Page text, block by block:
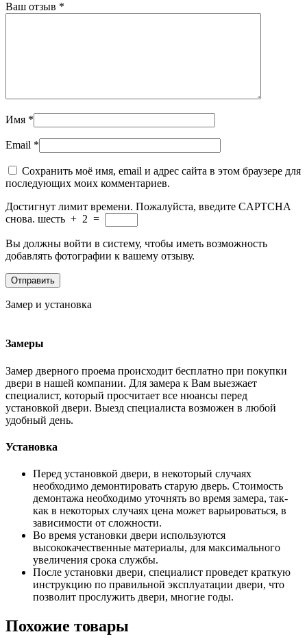
Ваш отзыв *
Имя *
Email *
Сохранить моё имя, email и адрес сайта в этом браузере для
последующих моих комментариев.
Достигнут лимит времени. Пожалуйста, введите CAPTCHA
снова. шесть + 2 =
Вы должны войти в систему, чтобы иметь возможность
добавлять фотографии к вашему отзыву.
Замер и установка
Замеры
Замер дверного проема происходит бесплатно при покупки
двери в нашей компании. Для замера к Вам выезжает
специалист, который просчитает все нюансы перед
установкой двери. Выезд специалиста возможен в любой
удобный день.
Установка
Перед установкой двери, в некоторый случаях
необходимо демонтировать старую дверь. Стоимость
демонтажа необходимо уточнять во время замера, так-
как в некоторых случаях цена может варьироваться, в
зависимости от сложности.
Во время установки двери используются
высококачественные материалы, для максимального
увеличения срока службы.
После установки двери, специалист проведет краткую
инструкцию по правильной эксплуатации двери, что
позволит прослужить двери, многие годы.
Похожие товары